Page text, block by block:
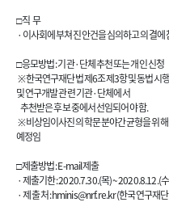
□ 직 무
· 이사회에 부쳐진 안건을 심의하고 의결에
□ 응모방법 : 기관·단체 추천 또는 개인 신청
※ 한국연구재단법 제6조 제3항 및 동법 시
및 연구개발 관련 기관·단체에서
추천받은 후보 중에서 선임되어야 함.
※ 비상임이사진의 학문 분야간 균형을 위
예정임
□ 제출방법 : E-mail 제출
· 제출기한 : 2020.7.30.(목) ~ 2020.8.12.(
· 제 출 처 :hminis@nrf.re.kr(한국연구재